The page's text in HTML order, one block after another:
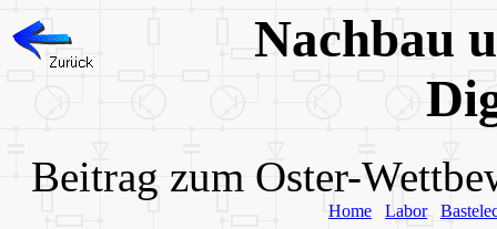
Nachbau
Beitrag zum Oster-
Home Labor